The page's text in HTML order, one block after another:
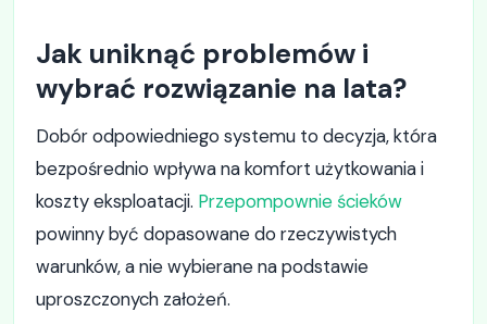
Jak uniknąć problemów i
wybrać rozwiązanie na lata?
Dobór odpowiedniego systemu to decyzja, która
bezpośrednio wpływa na komfort użytkowania i
koszty eksploatacji. Przepompownie ścieków
powinny być dopasowane do rzeczywistych
warunków, a nie wybierane na podstawie
uproszczonych założeń.